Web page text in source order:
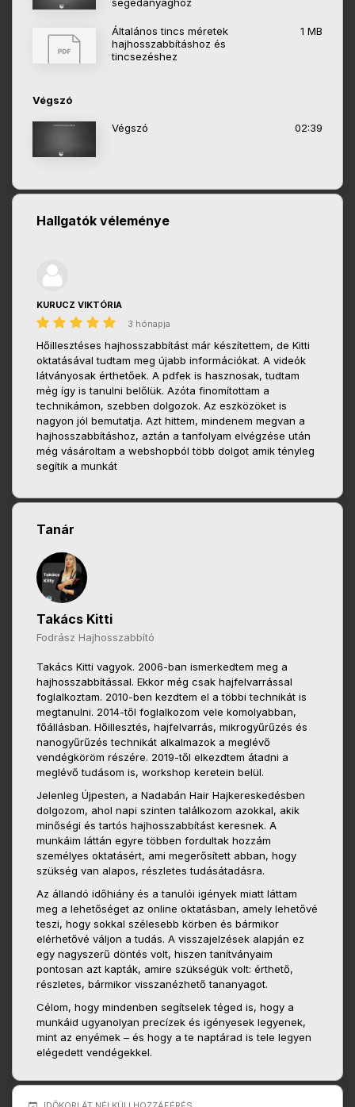
segédanyaghoz
Általános tincs méretek
hajhosszabbításhoz és
tincsezéshez
1 MB
Végszó
Végszó 02:39
Hallgatók véleménye
KURUCZ VIKTÓRIA
3 hónapja
Hőillesztéses hajhosszabbítást már készítettem, de Kitti
oktatásával tudtam meg újabb információkat. A videók
látványosak érthetőek. A pdfek is hasznosak, tudtam
még így is tanulni belőlük. Azóta finomítottam a
technikámon, szebben dolgozok. Az eszközöket is
nagyon jól bemutatja. Azt hittem, mindenem megvan a
hajhosszabbításhoz, aztán a tanfolyam elvégzése után
még vásároltam a webshopból több dolgot amik tényleg
segítik a munkát
Tanár
Takács Kitti
Fodrász Hajhosszabbító
Takács Kitti vagyok. 2006-ban ismerkedtem meg a
hajhosszabbítással. Ekkor még csak hajfelvarrással
foglalkoztam. 2010-ben kezdtem el a többi technikát is
megtanulni. 2014-től foglalkozom vele komolyabban,
főállásban. Hőillesztés, hajfelvarrás, mikrogyűrűzés és
nanogyűrűzés technikát alkalmazok a meglévő
vendégköröm részére. 2019-től elkezdtem átadni a
meglévő tudásom is, workshop keretein belül.
Jelenleg Újpesten, a Nadabán Hair Hajkereskedésben
dolgozom, ahol napi szinten találkozom azokkal, akik
minőségi és tartós hajhosszabbítást keresnek. A
munkáim láttán egyre többen fordultak hozzám
személyes oktatásért, ami megerősített abban, hogy
szükség van alapos, részletes tudásátadásra.
Az állandó időhiány és a tanulói igények miatt láttam
meg a lehetőséget az online oktatásban, amely lehetővé
teszi, hogy sokkal szélesebb körben és bármikor
elérhetővé váljon a tudás. A visszajelzések alapján ez
egy nagyszerű döntés volt, hiszen tanítványaim
pontosan azt kapták, amire szükségük volt: érthető,
részletes, bármikor visszanézhető tananyagot.
Célom, hogy mindenben segítselek téged is, hogy a
munkáid ugyanolyan precízek és igényesek legyenek,
mint az enyémek – és hogy a te naptárad is tele legyen
elégedett vendégekkel.